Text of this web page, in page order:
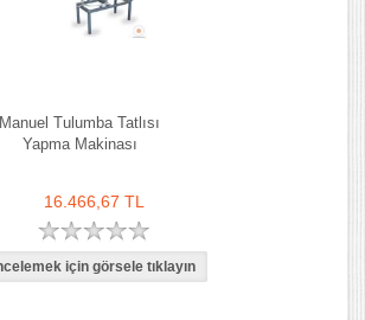
Manuel Tulumba Tatlısı
Yapma Makinası
16.466,67 TL